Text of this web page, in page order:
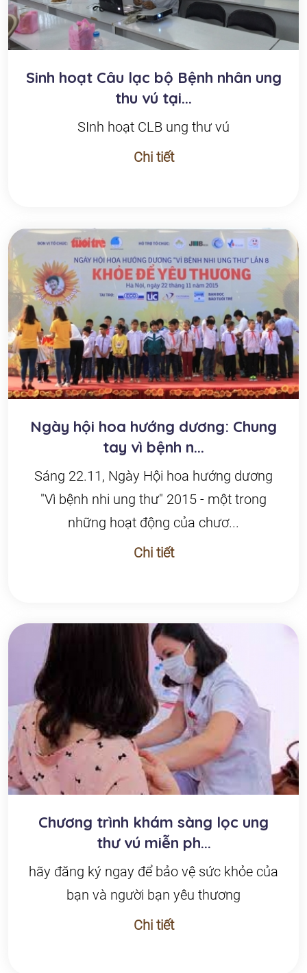
Sinh hoạt Câu lạc bộ Bệnh nhân ung
thu vú tại...
SInh hoạt CLB ung thư vú
Chi tiết
Ngày hội hoa hướng dương: Chung
tay vì bệnh n...
Sáng 22.11, Ngày Hội hoa hướng dương
"Vì bệnh nhi ung thư" 2015 - một trong
những hoạt động của chươ...
Chi tiết
Chương trình khám sàng lọc ung
thư vú miễn ph...
hãy đăng ký ngay để bảo vệ sức khỏe của
bạn và người bạn yêu thương
Chi tiết